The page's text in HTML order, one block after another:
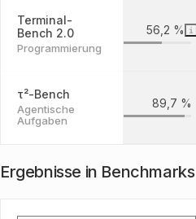
Terminal-
Bench 2.0
Programmierung
56,2 %
τ²-Bench
Agentische
Aufgaben
89,7 %
Ergebnisse in Benchmarks